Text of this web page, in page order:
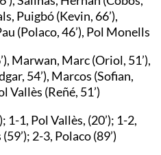
Puigbó (Kevin, 66’),
(Polaco, 46’), Pol Monells
Marwan, Marc (Oriol, 51’),
54’), Marcos (Sofian,
Vallès (Reñé, 51’)
1-1, Pol Vallès, (20’); 1-2,
2-3, Polaco (89’)